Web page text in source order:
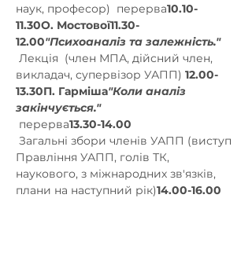
наук, професор) перерва10.10-
11.30О. Мостової11.30-
12.00"Психоаналіз та залежність."
Лекція (член МПА, дійсний член,
викладач, супервізор УАПП) 12.00-
13.30П. Гарміша"Коли аналіз
закінчується."
перерва13.30-14.00
Правління УАПП, голів ТК,
наукового, з міжнародних зв'язків,
плани на наступний рік)14.00-16.00